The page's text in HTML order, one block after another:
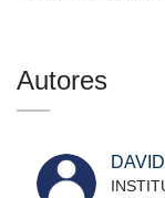
Autores